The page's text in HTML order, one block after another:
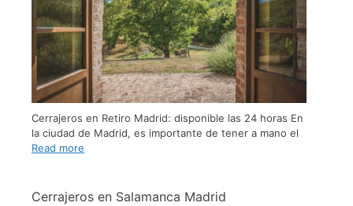
Cerrajeros en Retiro Madrid: disponible las 24 horas En
la ciudad de Madrid, es importante de tener a mano el
Read more
Cerrajeros en Salamanca Madrid